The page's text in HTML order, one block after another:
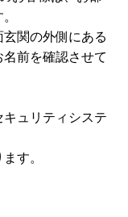
玄関の外側にある
前を確認させて
ュリティシステ
す。